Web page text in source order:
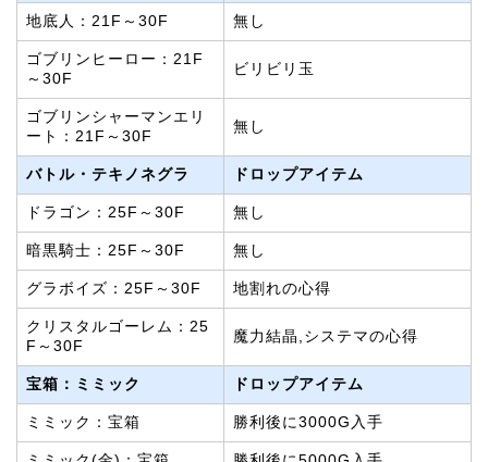
地底人：21F～30F 無し
ゴブリンヒーロー：21F
～30F
ビリビリ玉
ゴブリンシャーマンエリ
ート：21F～30F
無し
バトル・テキノネグラ ドロップアイテム
ドラゴン：25F～30F 無し
暗黒騎士：25F～30F 無し
グラボイズ：25F～30F 地割れの心得
クリスタルゴーレム：25
F～30F
魔力結晶,システマの心得
宝箱：ミミック ドロップアイテム
ミミック：宝箱 勝利後に3000G入手